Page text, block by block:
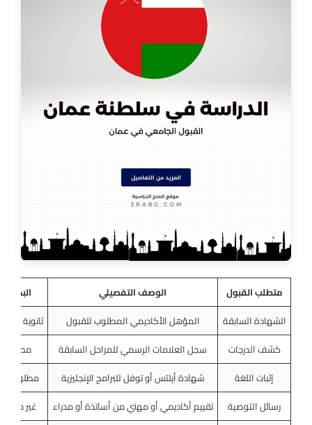
متطلب القبول الوصف التفصيلي
الشهادة السابقة
المؤهل الأكاديمي المطلوب للقبول
ثانوية
كشف الدرجات
سجل العلامات الرسمي للمراحل السابقة
مطلوب
إثبات اللغة
شهادة أيلتس أو توفل للبرامج الإنجليزية
مطلوب درجة
رسائل التوصية
تقييم أكاديمي أو مهني من أساتذة أو مدراء
غير